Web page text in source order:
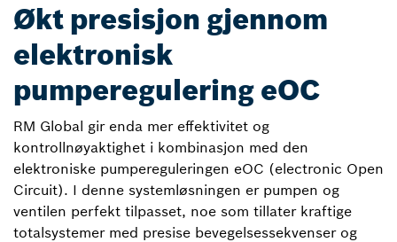
Økt presisjon gjennom
elektronisk
pumperegulering eOC
RM Global gir enda mer effektivitet og
kontrollnøyaktighet i kombinasjon med den
elektroniske pumpereguleringen eOC (electronic Open
Circuit). I denne systemløsningen er pumpen og
ventilen perfekt tilpasset, noe som tillater kraftige
totalsystemer med presise bevegelsessekvenser og